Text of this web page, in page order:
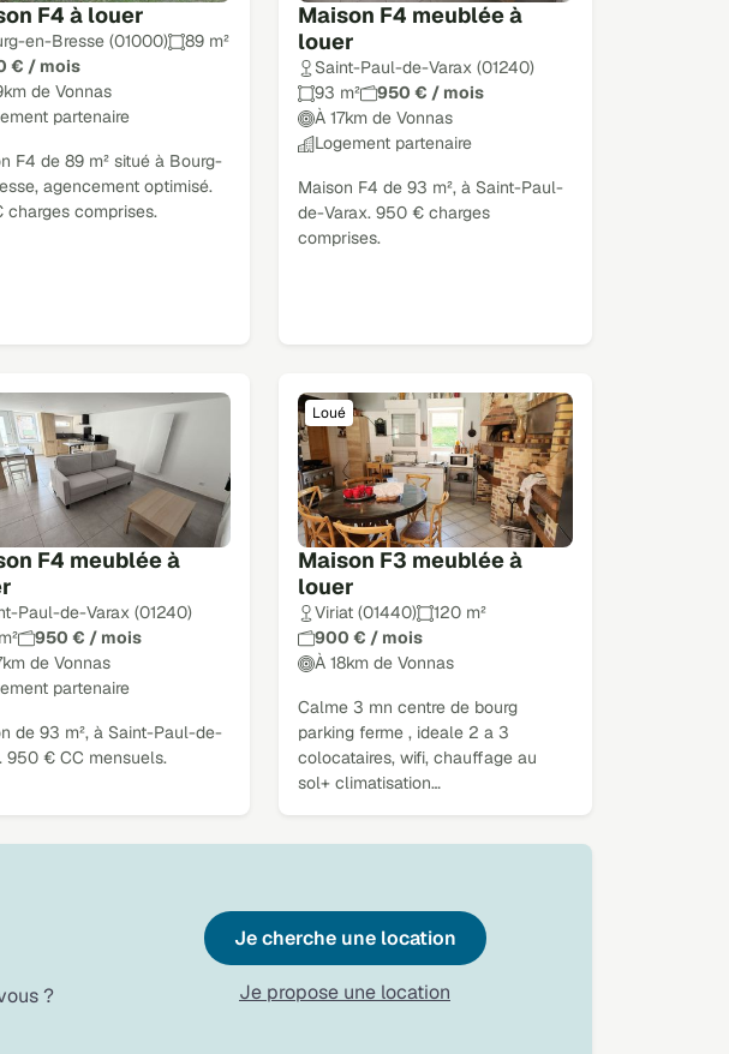
F4 à louer
en-Bresse (01000)
89 m²
€ / mois
de Vonnas
partenaire
F4 de 89 m² situé à Bourg-
agencement optimisé.
charges comprises.
Maison F4 meublée à
louer
Saint-Paul-de-Varax (01240)
93 m²
950 € / mois
À 17km de Vonnas
Logement partenaire
Maison F4 de 93 m², à Saint-Paul-
de-Varax. 950 € charges
comprises.
F4 meublée à
Paul-de-Varax (01240)
950 € / mois
de Vonnas
partenaire
de 93 m², à Saint-Paul-de-
950 € CC mensuels.
Maison F3 meublée à
louer
Loué
Viriat (01440)
120 m²
900 € / mois
À 18km de Vonnas
Calme 3 mn centre de bourg
parking ferme , ideale 2 a 3
colocataires, wifi, chauffage au
sol+ climatisation…
?
Je cherche une location
Je propose une location